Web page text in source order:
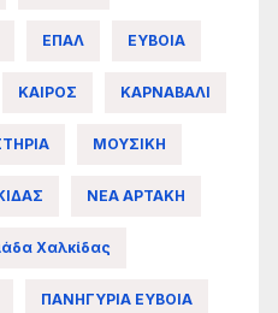
ΕΠΑΛ ΕΥΒΟΙΑ
ΚΑΙΡΟΣ ΚΑΡΝΑΒΑΛΙ
ΜΟΥΣΙΚΗ
ΝΕΑ ΑΡΤΑΚΗ
Χαλκίδας
ΠΑΝΗΓΥΡΙΑ ΕΥΒΟΙΑ